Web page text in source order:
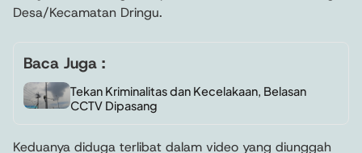
Desa/Kecamatan Dringu.
Baca Juga :
Tekan Kriminalitas dan Kecelakaan, Belasan
CCTV Dipasang
Keduanya diduga terlibat dalam video yang diunggah